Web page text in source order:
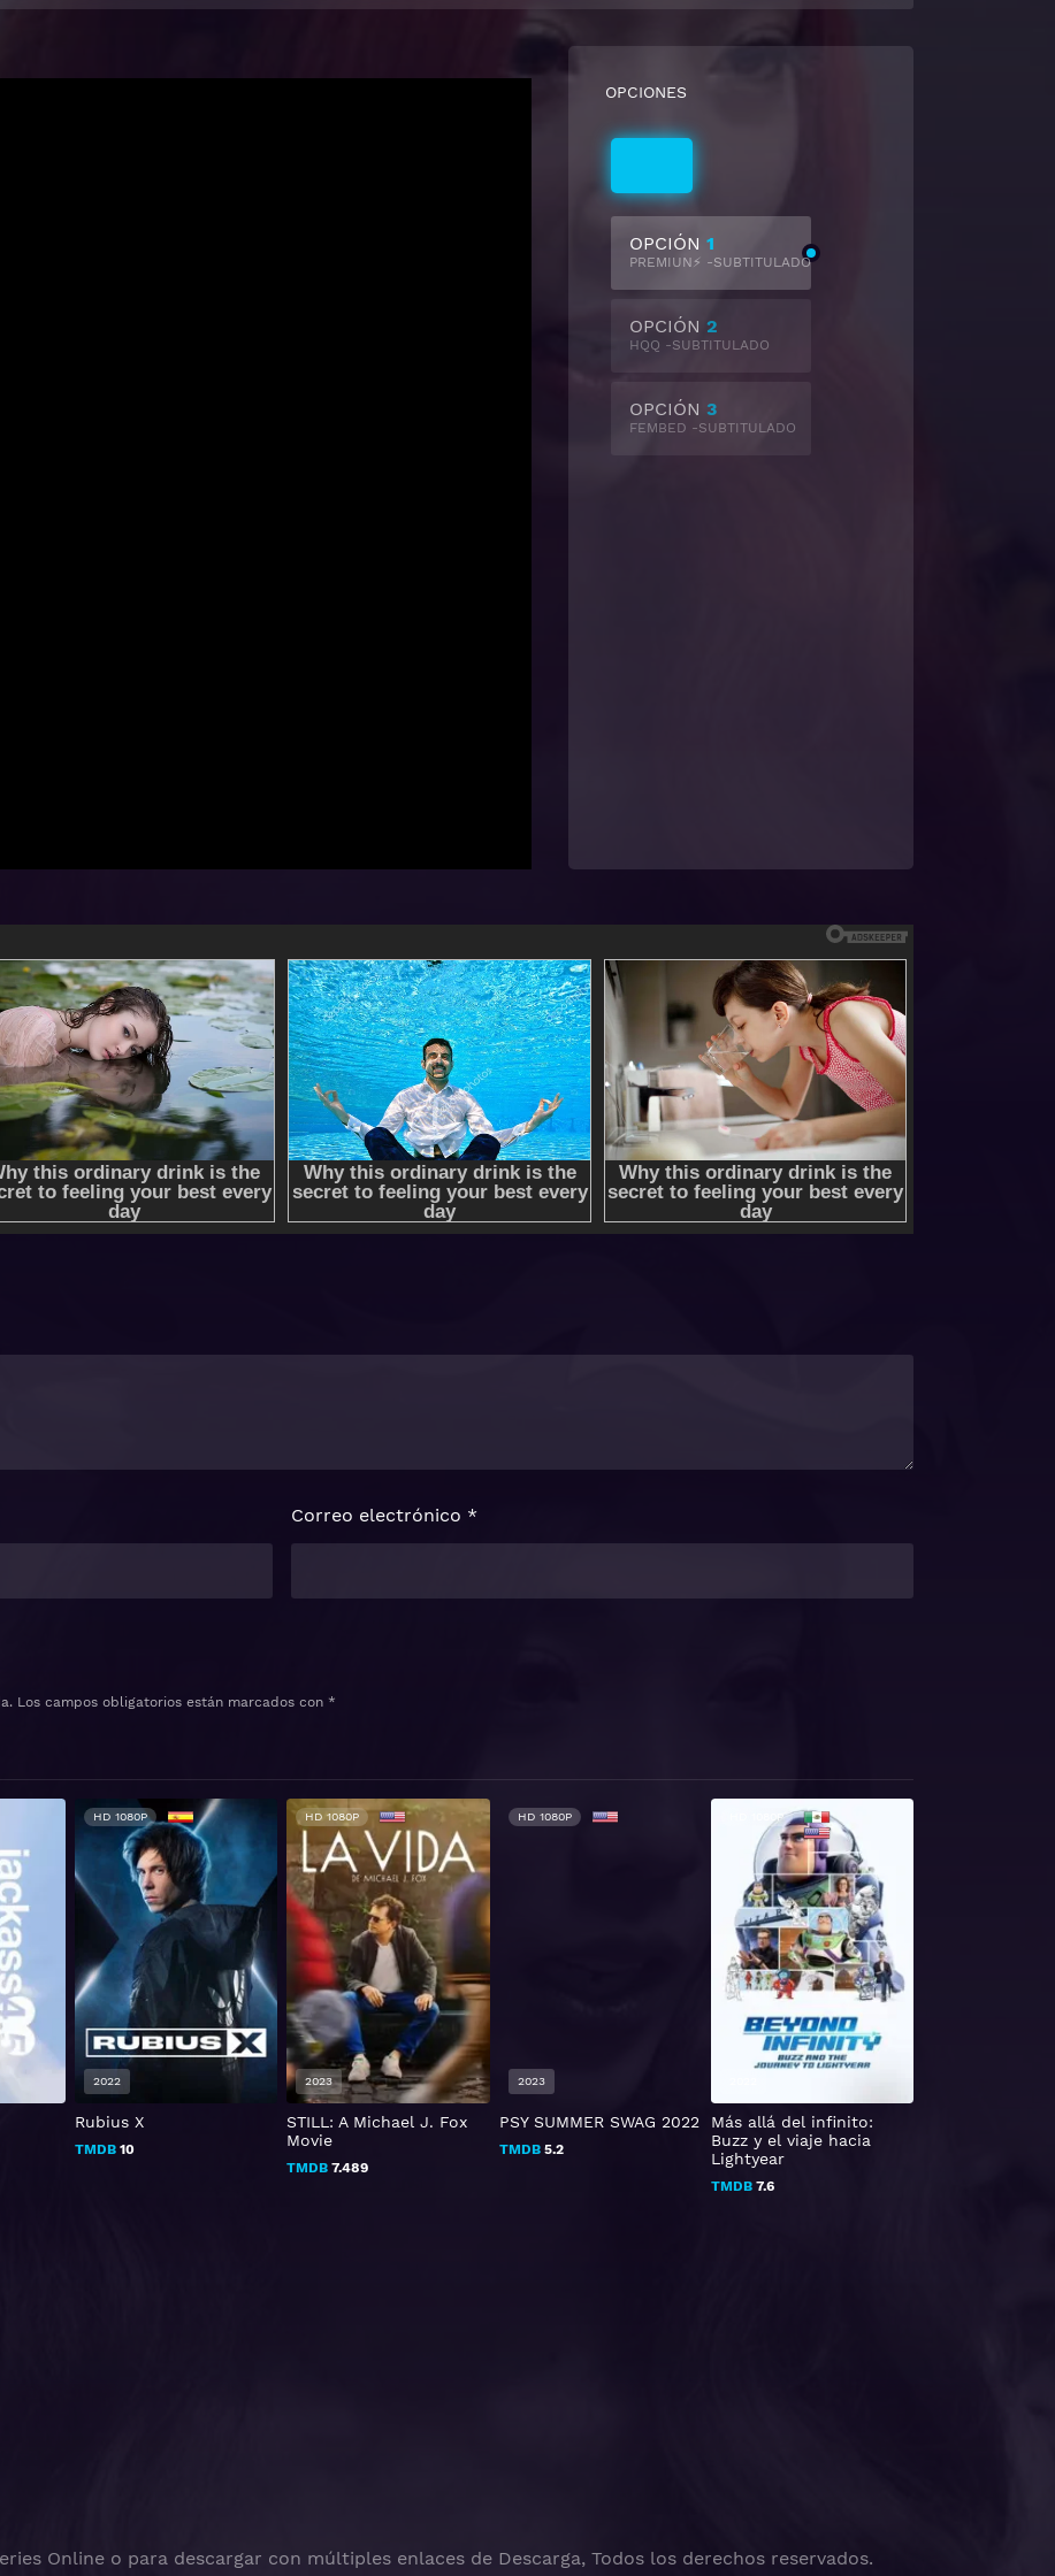
OPCIONES
OPCIÓN 1
PREMIUN⚡ -SUBTITULADO
OPCIÓN 2
HQQ -SUBTITULADO
OPCIÓN 3
FEMBED -SUBTITULADO
Los campos obligatorios están marcados con *
Correo electrónico *
Rubius X
TMDB10
HD 1080P
2022
STILL: A Michael J. Fox
Movie
TMDB 7.489
HD 1080P
2023
PSY SUMMER SWAG 2022
TMDB5.2
HD 1080P
2023
Más allá del infinito:
Buzz y el viaje hacia
Lightyear
TMDB7.6
HD 1080P
Online o para descargar con múltiples enlaces de Descarga, Todos los derechos reservados.